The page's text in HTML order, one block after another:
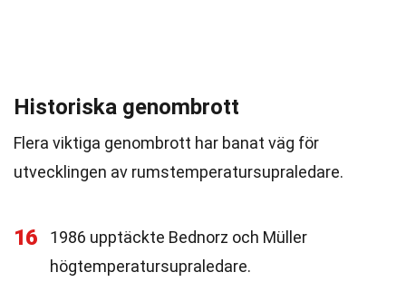
Historiska genombrott
Flera viktiga genombrott har banat väg för
utvecklingen av rumstemperatursupraledare.
16
1986 upptäckte Bednorz och Müller
högtemperatursupraledare.